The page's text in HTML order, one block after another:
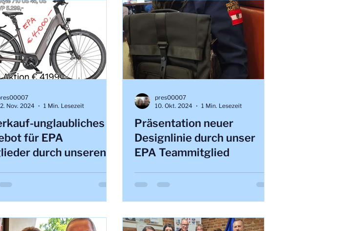
unglaubliches
für EPA
durch unseren
#EPA
Nov. 2024
1 Min. Lesezeit
Präsentation neuer
Designlinie durch unser
EPA Teammitglied
pres00007
10. Okt. 2024
1 Min. Lesezeit